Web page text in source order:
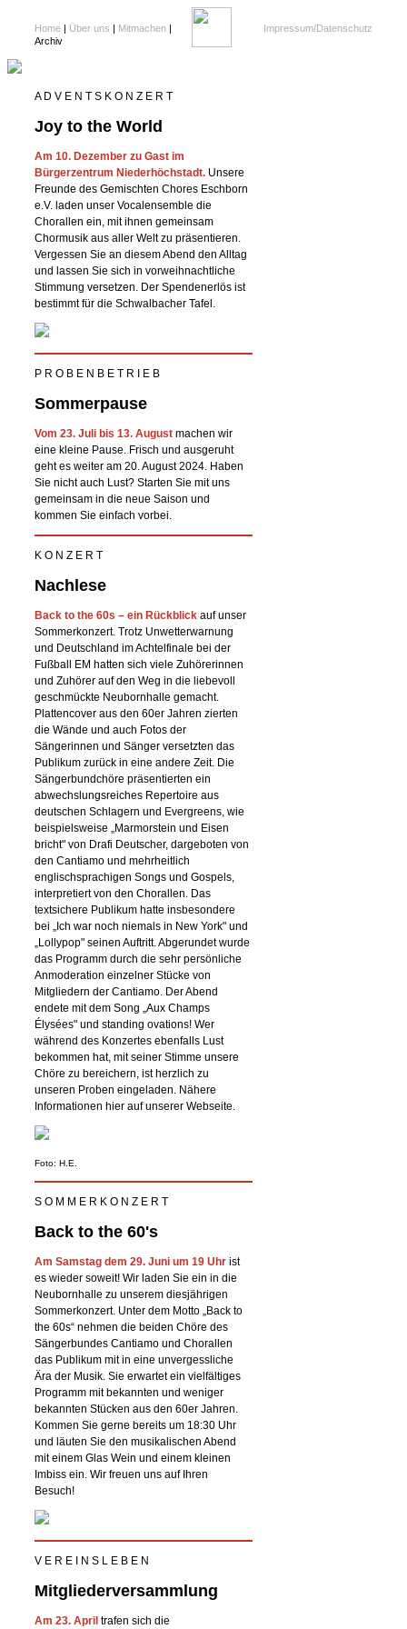
Home | Über uns | Mitmachen |
Archiv
Impressum/Datenschutz
A D V E N T S K O N Z E R T
Joy to the World
Am 10. Dezember zu Gast im
Bürgerzentrum Niederhöchstadt. Unsere
Freunde des Gemischten Chores Eschborn
e.V. laden unser Vocalensemble die
Chorallen ein, mit ihnen gemeinsam
Chormusik aus aller Welt zu präsentieren.
Vergessen Sie an diesem Abend den Alltag
und lassen Sie sich in vorweihnachtliche
Stimmung versetzen. Der Spendenerlös ist
bestimmt für die Schwalbacher Tafel.
P R O B E N B E T R I E B
Sommerpause
Vom 23. Juli bis 13. August machen wir
eine kleine Pause. Frisch und ausgeruht
geht es weiter am 20. August 2024. Haben
Sie nicht auch Lust? Starten Sie mit uns
gemeinsam in die neue Saison und
kommen Sie einfach vorbei.
K O N Z E R T
Nachlese
Back to the 60s – ein Rückblick auf unser
Sommerkonzert. Trotz Unwetterwarnung
und Deutschland im Achtelfinale bei der
Fußball EM hatten sich viele Zuhörerinnen
und Zuhörer auf den Weg in die liebevoll
geschmückte Neubornhalle gemacht.
Plattencover aus den 60er Jahren zierten
die Wände und auch Fotos der
Sängerinnen und Sänger versetzten das
Publikum zurück in eine andere Zeit. Die
Sängerbundchöre präsentierten ein
abwechslungsreiches Repertoire aus
deutschen Schlagern und Evergreens, wie
beispielsweise „Marmorstein und Eisen
bricht" von Drafi Deutscher, dargeboten von
den Cantiamo und mehrheitlich
englischsprachigen Songs und Gospels,
interpretiert von den Chorallen. Das
textsichere Publikum hatte insbesondere
bei „Ich war noch niemals in New York" und
„Lollypop" seinen Auftritt. Abgerundet wurde
das Programm durch die sehr persönliche
Anmoderation einzelner Stücke von
Mitgliedern der Cantiamo. Der Abend
endete mit dem Song „Aux Champs
Élysées" und standing ovations! Wer
während des Konzertes ebenfalls Lust
bekommen hat, mit seiner Stimme unsere
Chöre zu bereichern, ist herzlich zu
unseren Proben eingeladen. Nähere
Informationen hier auf unserer Webseite.
Foto: H.E.
S O M M E R K O N Z E R T
Back to the 60's
Am Samstag dem 29. Juni um 19 Uhr ist
es wieder soweit! Wir laden Sie ein in die
Neubornhalle zu unserem diesjährigen
Sommerkonzert. Unter dem Motto „Back to
the 60s“ nehmen die beiden Chöre des
Sängerbundes Cantiamo und Chorallen
das Publikum mit in eine unvergessliche
Ära der Musik. Sie erwartet ein vielfältiges
Programm mit bekannten und weniger
bekannten Stücken aus den 60er Jahren.
Kommen Sie gerne bereits um 18:30 Uhr
und läuten Sie den musikalischen Abend
mit einem Glas Wein und einem kleinen
Imbiss ein. Wir freuen uns auf Ihren
Besuch!
V E R E I N S L E B E N
Mitgliederversammlung
Am 23. April trafen sich die